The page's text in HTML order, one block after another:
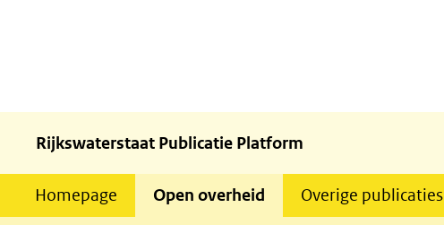
Rijkswaterstaat Publicatie Platform
Homepage Open overheid Overige publicaties